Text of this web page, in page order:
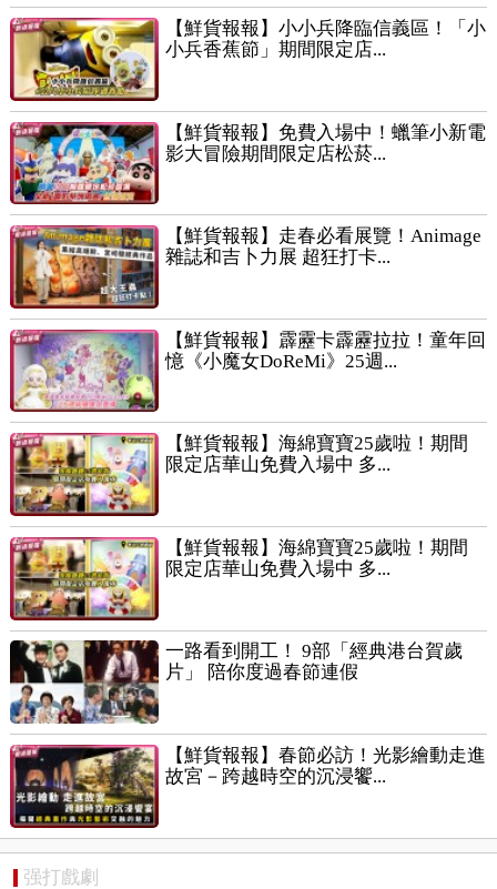
【鮮貨報報】小小兵降臨信義區！「小
小兵香蕉節」期間限定店...
【鮮貨報報】免費入場中！蠟筆小新電
影大冒險期間限定店松菸...
【鮮貨報報】走春必看展覽！Animage
雜誌和吉卜力展 超狂打卡...
【鮮貨報報】霹靂卡霹靂拉拉！童年回
憶《小魔女DoReMi》25週...
【鮮貨報報】海綿寶寶25歲啦！期間
限定店華山免費入場中 多...
【鮮貨報報】海綿寶寶25歲啦！期間
限定店華山免費入場中 多...
一路看到開工！ 9部「經典港台賀歲
片」 陪你度過春節連假
【鮮貨報報】春節必訪！光影繪動走進
故宮－跨越時空的沉浸饗...
强打戲劇